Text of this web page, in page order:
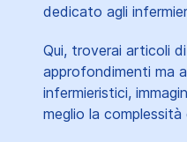
dedicato agli
Qui, troverai articoli
approfondimenti ma
infermieristici,
meglio la